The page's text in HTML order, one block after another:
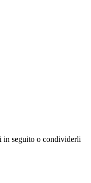
in seguito o condividerli